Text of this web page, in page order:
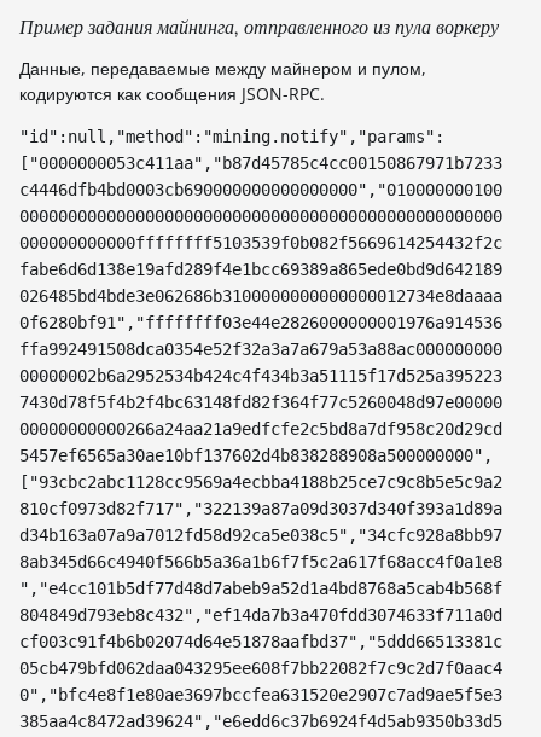
Пример задания майнинга, отправленного из пула воркеру
Данные, передаваемые между майнером и пулом,
кодируются как сообщения JSON-RPC.
"id":null,"method":"mining.notify","params":
["0000000053c411aa","b87d45785c4cc00150867971b7233
c4446dfb4bd0003cb690000000000000000","010000000100
00000000000000000000000000000000000000000000000000
000000000000ffffffff5103539f0b082f5669614254432f2c
fabe6d6d138e19afd289f4e1bcc69389a865ede0bd9d642189
026485bd4bde3e062686b3100000000000000012734e8daaaa
0f6280bf91","ffffffff03e44e2826000000001976a914536
ffa992491508dca0354e52f32a3a7a679a53a88ac000000000
00000002b6a2952534b424c4f434b3a51115f17d525a395223
7430d78f5f4b2f4bc63148fd82f364f77c5260048d97e00000
00000000000266a24aa21a9edfcfe2c5bd8a7df958c20d29cd
5457ef6565a30ae10bf137602d4b838288908a500000000",
["93cbc2abc1128cc9569a4ecbba4188b25ce7c9c8b5e5c9a2
810cf0973d82f717","322139a87a09d3037d340f393a1d89a
d34b163a07a9a7012fd58d92ca5e038c5","34cfc928a8bb97
8ab345d66c4940f566b5a36a1b6f7f5c2a617f68acc4f0a1e8
","e4cc101b5df77d48d7abeb9a52d1a4bd8768a5cab4b568f
804849d793eb8c432","ef14da7b3a470fdd3074633f711a0d
cf003c91f4b6b02074d64e51878aafbd37","5ddd66513381c
05cb479bfd062daa043295ee608f7bb22082f7c9c2d7f0aac4
0","bfc4e8f1e80ae3697bccfea631520e2907c7ad9ae5f5e3
385aa4c8472ad39624","e6edd6c37b6924f4d5ab9350b33d5